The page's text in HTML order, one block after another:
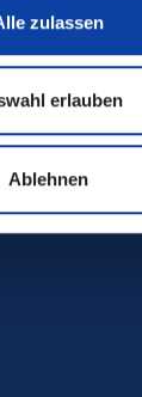
zulassen
erlauben
Ablehnen
Mosel GmbH